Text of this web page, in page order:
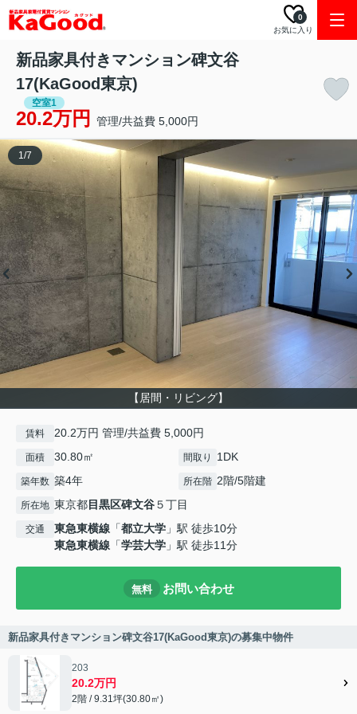
お気に入り
0
新品家具付きマンション碑文谷
17(KaGood東京)
空室1
20.2万円 管理/共益費 5,000円
【居間・リビング】
1/7
賃料 20.2万円 管理/共益費 5,000円
面積 30.80㎡ 間取り 1DK
築年数 築4年 所在階 2階/5階建
所在地 東京都目黒区碑文谷５丁目
交通 東急東横線 「都立大学 」駅 徒歩10分
東急東横線 「学芸大学 」駅 徒歩11分
無料 お問い合わせ
新品家具付きマンション碑文谷17(KaGood東京)の募集中物件
203
20.2万円
2階 / 9.31坪(30.80㎡)